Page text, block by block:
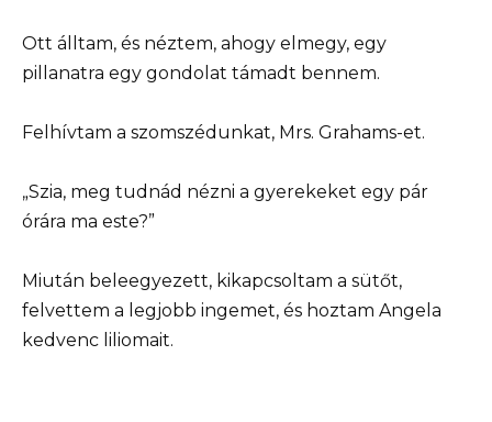
Ott álltam, és néztem, ahogy elmegy, egy
pillanatra egy gondolat támadt bennem.
Felhívtam a szomszédunkat, Mrs. Grahams-et.
„Szia, meg tudnád nézni a gyerekeket egy pár
órára ma este?”
Miután beleegyezett, kikapcsoltam a sütőt,
felvettem a legjobb ingemet, és hoztam Angela
kedvenc liliomait.